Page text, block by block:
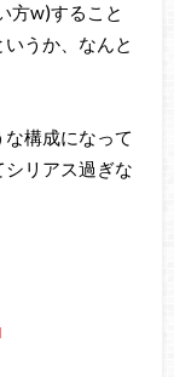
方w)すること
うか、なんと
構成になって
リアス過ぎな